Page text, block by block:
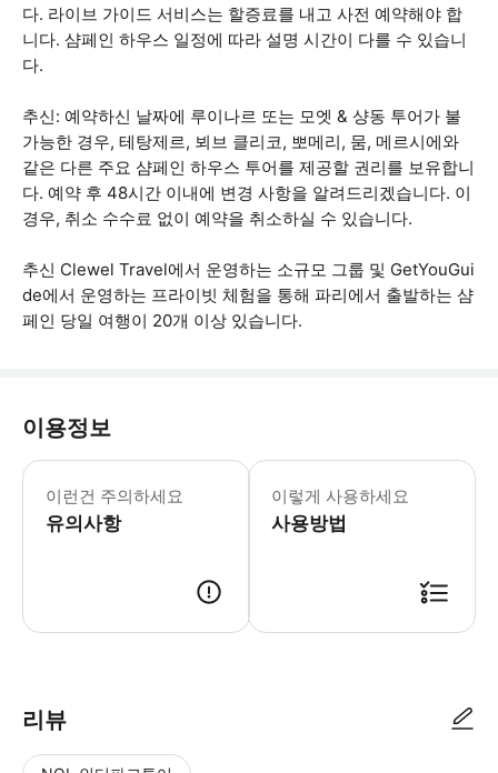
다. 라이브 가이드 서비스는 할증료를 내고 사전 예약해야 합
니다. 샴페인 하우스 일정에 따라 설명 시간이 다를 수 있습니
다.
추신: 예약하신 날짜에 루이나르 또는 모엣 & 샹동 투어가 불
가능한 경우, 테탕제르, 뵈브 클리코, 뽀메리, 뭄, 메르시에와
같은 다른 주요 샴페인 하우스 투어를 제공할 권리를 보유합니
다. 예약 후 48시간 이내에 변경 사항을 알려드리겠습니다. 이
경우, 취소 수수료 없이 예약을 취소하실 수 있습니다.
추신 Clewel Travel에서 운영하는 소규모 그룹 및 GetYouGui
de에서 운영하는 프라이빗 체험을 통해 파리에서 출발하는 샴
페인 당일 여행이 20개 이상 있습니다.
이용정보
이런건 주의하세요
유의사항
* 소요시간 : 750분 (옵션에 따라 소
이렇게 사용하세요
사용방법
리뷰